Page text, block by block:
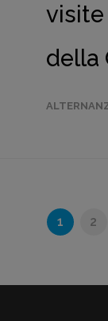
della
1 2